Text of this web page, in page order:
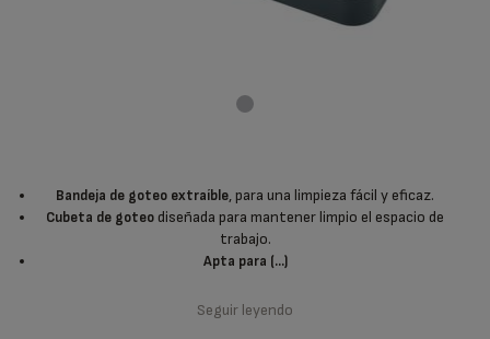
Bandeja de goteo extraíble, para una limpieza fácil y eficaz.
Cubeta de goteo diseñada para mantener limpio el espacio de
trabajo.
Apta para (...)
Seguir leyendo